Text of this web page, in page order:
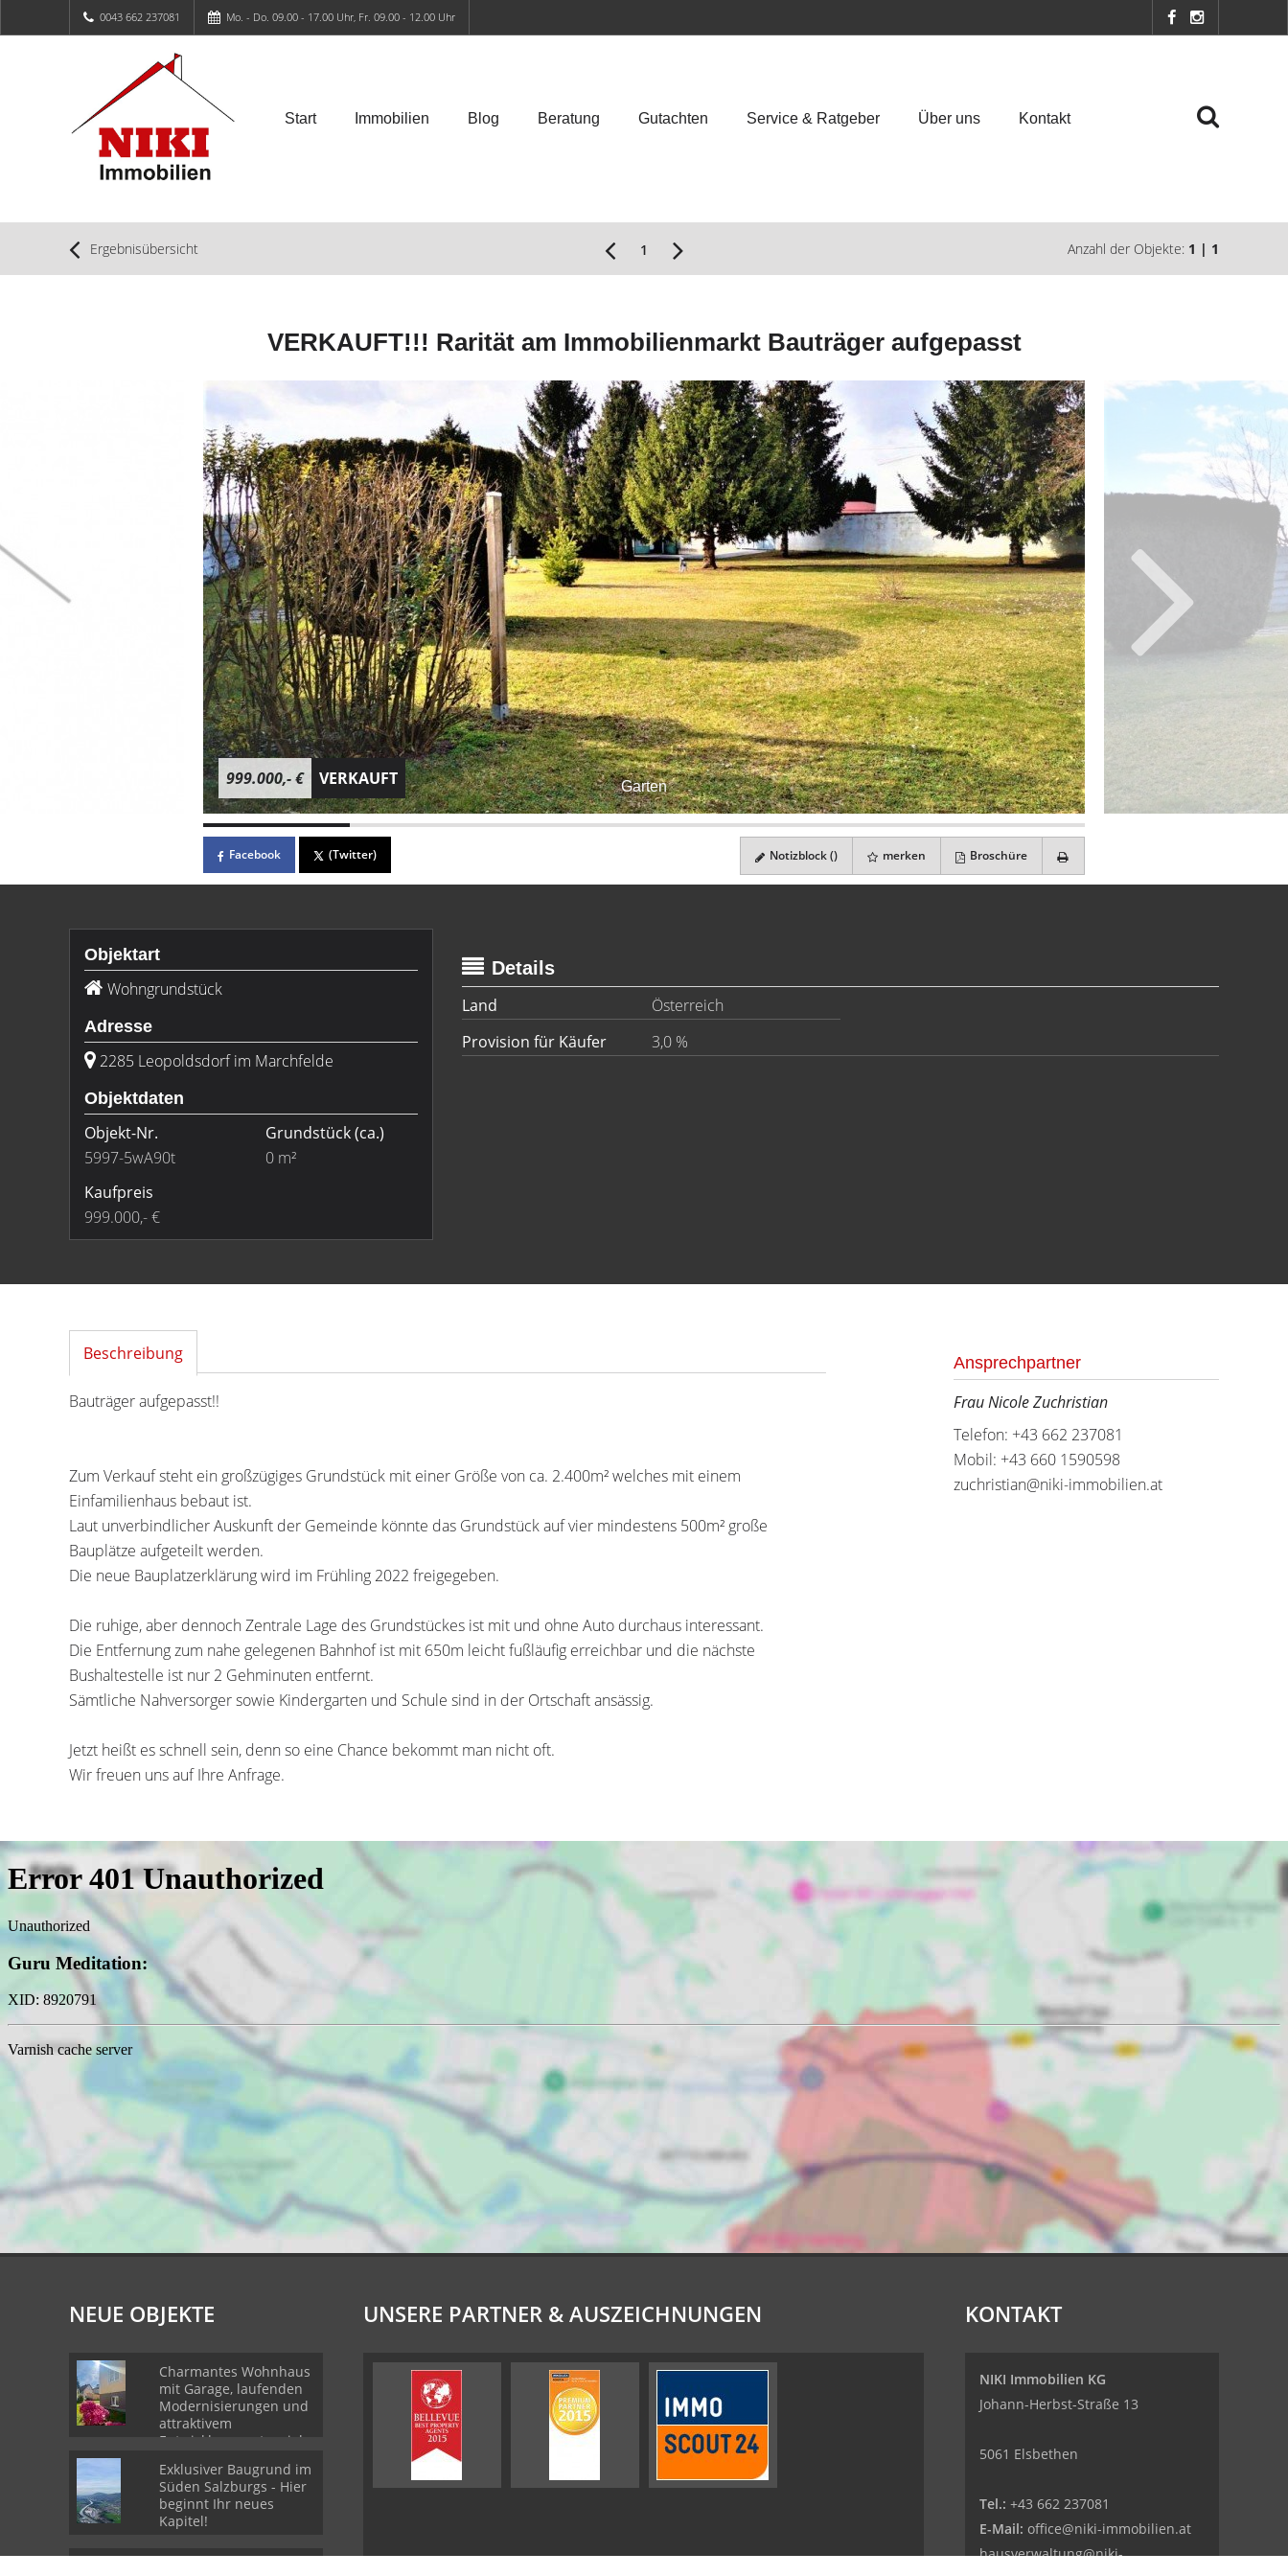
0043 662 237081 Mo. - Do. 09.00 - 17.00 Uhr, Fr. 09.00 - 12.00 Uhr
Start Immobilien Blog Beratung Gutachten Service & Ratgeber Über uns Kontakt
Ergebnisübersicht 1 Anzahl der Objekte: 1 | 1
VERKAUFT!!! Rarität am Immobilienmarkt Bauträger aufgepasst
Garten
999.000,- € VERKAUFT
Facebook (Twitter) Notizblock () merken Broschüre
Objektart
Wohngrundstück
Adresse
2285 Leopoldsdorf im Marchfelde
Objektdaten
Objekt-Nr.
5997-5wA90t
Grundstück(ca.)
0 m²
Kaufpreis
999.000,- €
Details
Land
Österreich
Provision für Käufer
3,0 %
Beschreibung
Bauträger aufgepasst!!
Zum Verkauf steht ein großzügiges Grundstück mit einer Größe von ca. 2.400m² welches mit einem
Einfamilienhaus bebaut ist.
Laut unverbindlicher Auskunft der Gemeinde könnte das Grundstück auf vier mindestens 500m² große
Bauplätze aufgeteilt werden.
Die neue Bauplatzerklärung wird im Frühling 2022 freigegeben.
Die ruhige, aber dennoch Zentrale Lage des Grundstückes ist mit und ohne Auto durchaus interessant.
Die Entfernung zum nahe gelegenen Bahnhof ist mit 650m leicht fußläufig erreichbar und die nächste
Bushaltestelle ist nur 2 Gehminuten entfernt.
Sämtliche Nahversorger sowie Kindergarten und Schule sind in der Ortschaft ansässig.
Jetzt heißt es schnell sein, denn so eine Chance bekommt man nicht oft.
Wir freuen uns auf Ihre Anfrage.
Ansprechpartner
Frau Nicole Zuchristian
Telefon: +43 662 237081
Mobil: +43 660 1590598
zuchristian@niki-immobilien.at
NEUE OBJEKTE
Charmantes Wohnhaus
mit Garage, laufenden
Modernisierungen und
attraktivem
Entwicklungspotenzial
Exklusiver Baugrund im
Süden Salzburgs - Hier
beginnt Ihr neues
Kapitel!
UNSERE PARTNER & AUSZEICHNUNGEN KONTAKT
NIKI Immobilien KG
Johann-Herbst-Straße 13
5061 Elsbethen
Tel.: +43 662 237081
E-Mail: office@niki-immobilien.at
hausverwaltung@niki-